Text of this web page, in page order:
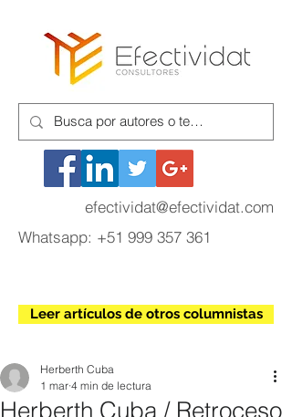
efectividat@efectividat.com
Whatsapp: +51 999 357 361
Leer artículos de otros columnistas
Herberth Cuba / Retroceso
Herberth Cuba
1 mar 4 min de lectura